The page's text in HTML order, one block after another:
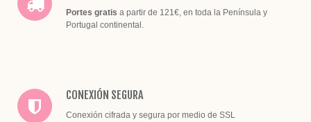
Portes gratis a partir de 121€, en toda la Península y
Portugal continental.
CONEXIÓN SEGURA
Conexión cifrada y segura por medio de SSL